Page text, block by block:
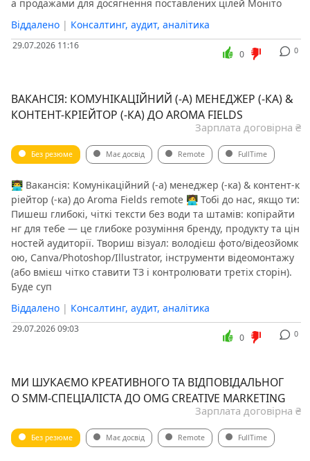
а продажами для досягнення поставлених цілей Моніто
Віддалено | Консалтинг, аудит, аналітика
29.07.2026 11:16 0
0
ВАКАНСІЯ: КОМУНІКАЦІЙНИЙ (-А) МЕНЕДЖЕР (-КА) &
КОНТЕНТ-КРІЕЙТОР (-КА) ДО AROMA FIELDS
Зарплата договірна ₴
Без резюме Має досвід Remote FullTime
👨‍💻 Вакансія: Комунікаційний (-а) менеджер (-ка) & контент-к
ріейтор (-ка) до Aroma Fields remote 🧑‍💻 Тобі до нас, якщо ти:
Пишеш глибокі, чіткі тексти без води та штамів: копірайти
нг для тебе — це глибоке розуміння бренду, продукту та цін
ностей аудиторії. Твориш візуал: володієш фото/відеозйомк
ою, Canva/Photoshop/Illustrator, інструменти відеомонтажу
(або вмієш чітко ставити ТЗ і контролювати третіх сторін).
Буде суп
Віддалено | Консалтинг, аудит, аналітика
29.07.2026 09:03 0
0
МИ ШУКАЄМО КРЕАТИВНОГО ТА ВІДПОВІДАЛЬНОГ
О SMM-СПЕЦІАЛІСТА ДО OMG CREATIVE MARKETING
Зарплата договірна ₴
Без резюме Має досвід Remote FullTime